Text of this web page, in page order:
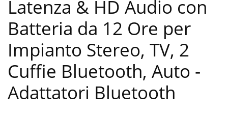
Latenza & HD Audio con
Batteria da 12 Ore per
Impianto Stereo, TV, 2
Cuffie Bluetooth, Auto -
Adattatori Bluetooth